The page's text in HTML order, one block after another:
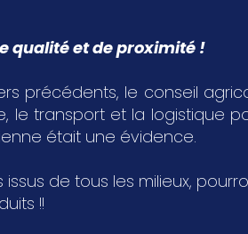
qualité et de proximité !
précédents, le conseil
le transport et la logistique
était une évidence.
de tous les milieux,
!!